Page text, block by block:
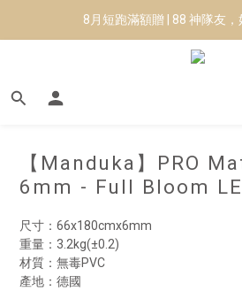
8月短跑滿額贈 | 88 神隊友
8月短跑滿額贈 | 88 神隊友
✨CURARING-韓國多功能深層按摩
Manduka-跟著青蛙去旅行｜
【Manduka】PRO
6mm - Full Bloom LE
尺寸：66x180cmx6mm
重量：3.2kg(±0.2)
材質：無毒PVC
產地：德國